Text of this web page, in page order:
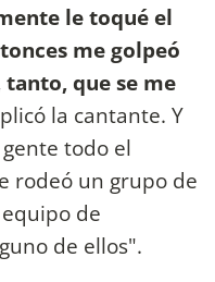
le toqué el
me golpeó
que se me
la cantante. Y
todo el
rodeó un grupo de
de
de ellos".